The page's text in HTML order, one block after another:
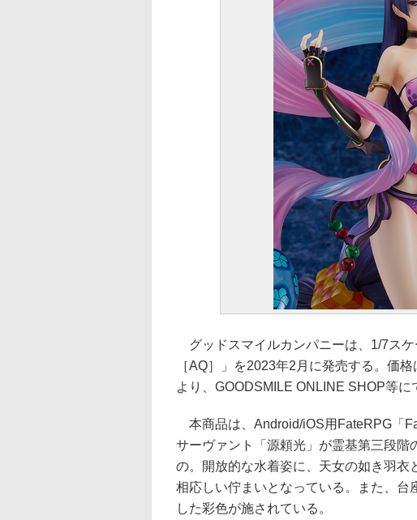
グッドスマイルカンパニーは、1/7ス
［AQ］」を2023年2月に発売する。価
より、GOODSMILE ONLINE SHOP等に
本商品は、Android/iOS用FateRPG「
サーヴァント「源頼光」が霊基第三段階
の。開放的な水着姿に、天女の如き羽衣
相応しい佇まいとなっている。また、
した彩色が施されている。